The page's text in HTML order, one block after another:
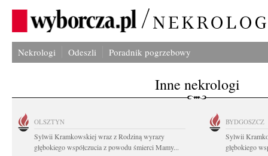
Nekrologi Odeszli Poradnik pogrzebowy
Inne nekrologi
OLSZTYN
Sylwii Kramkowskiej wraz z Rodziną wyrazy
głębokiego współczucia z powodu śmierci Mamy...
BYDGOSZCZ
Sylwii
głębokiego